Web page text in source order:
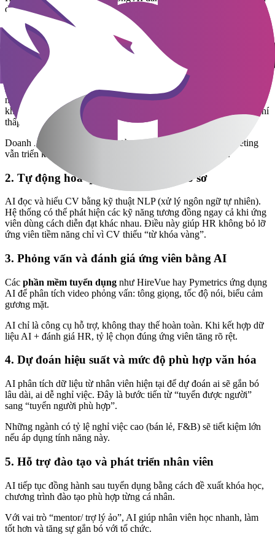
dụng hiện đại, giúp doanh nghiệp không chỉ tuyển nhanh hơn mà
còn chọn đúng người hơn.
1. Tự động tối ưu quảng cáo tuyển dụng
AI phân tích dữ liệu thị trường lao động để xác định kênh hiệu quả
nhất, từ LinkedIn, Facebook đến các job board. Thay vì “rải” tin
khắp nơi, giờ HR có thể
với chi phí
thấp hơn.
Doanh nghiệp nhỏ đặc biệt hưởng lợi vì không cần đội marketing
vẫn triển khai được chiến dịch tuyển dụng chuyên nghiệp.
2. Tự động hóa quy trình sàng lọc hồ sơ
AI đọc và hiểu CV bằng kỹ thuật NLP (xử lý ngôn ngữ tự nhiên).
Hệ thống có thể phát hiện các kỹ năng tương đồng ngay cả khi ứng
viên dùng cách diễn đạt khác nhau. Điều này giúp HR không bỏ lỡ
ứng viên tiềm năng chỉ vì CV thiếu “từ khóa vàng”.
3. Phỏng vấn và đánh giá ứng viên bằng AI
Các phần mềm tuyển dụng như HireVue hay Pymetrics ứng dụng
AI để phân tích video phỏng vấn: tông giọng, tốc độ nói, biểu cảm
gương mặt.
AI chỉ là công cụ hỗ trợ, không thay thế hoàn toàn. Khi kết hợp dữ
liệu AI + đánh giá HR, tỷ lệ chọn đúng ứng viên tăng rõ rệt.
4. Dự đoán hiệu suất và mức độ phù hợp văn hóa
AI phân tích dữ liệu từ nhân viên hiện tại để dự đoán ai sẽ gắn bó
lâu dài, ai dễ nghỉ việc. Đây là bước tiến từ “tuyển được người”
sang “tuyển người phù hợp”.
Những ngành có tỷ lệ nghỉ việc cao (bán lẻ, F&B) sẽ tiết kiệm lớn
nếu áp dụng tính năng này.
5. Hỗ trợ đào tạo và phát triển nhân viên
AI tiếp tục đồng hành sau tuyển dụng bằng cách đề xuất khóa học,
chương trình đào tạo phù hợp từng cá nhân.
Với vai trò “mentor/ trợ lý ảo”, AI giúp nhân viên học nhanh, làm
tốt hơn và tăng sự gắn bó với tổ chức.